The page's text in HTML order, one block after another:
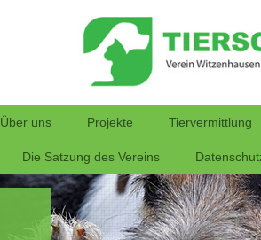
Über uns Projekte Tiervermittlung
Die Satzung des Vereins